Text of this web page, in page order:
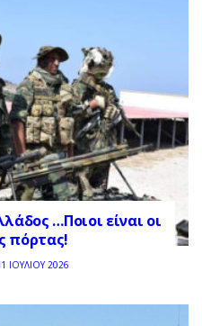
…Ποιοι είναι οι
πόρτας!
ΙΟΥΛΊΟΥ 2026